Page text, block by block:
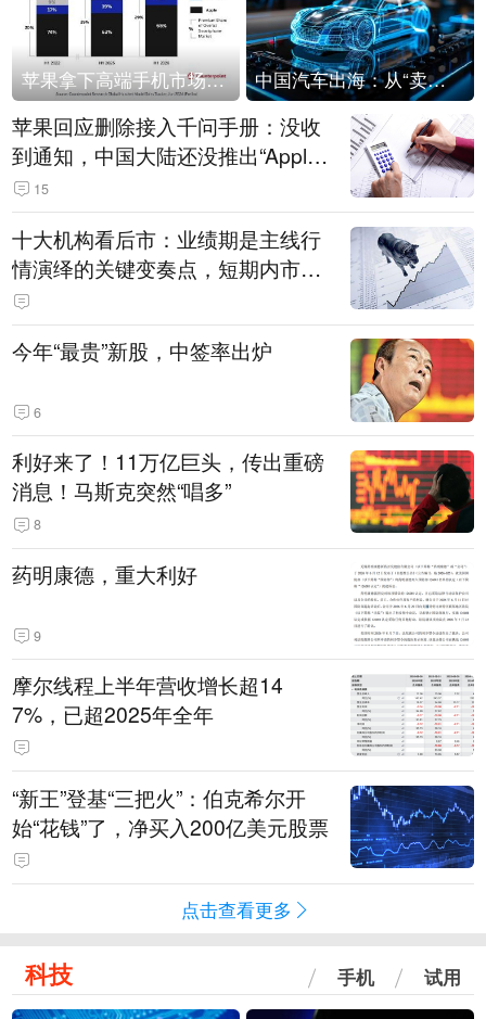
苹果拿下高端手机市场65%的份额：iPhone 17系列功不可没 中国汽车出海：从“卖出去”到“走进去”
苹果回应删除接入千问手册：没收
到通知，中国大陆还没推出“Apple
智能使用千问”功能
15
十大机构看后市：业绩期是主线行
情演绎的关键变奏点，短期内市场
或继续反弹，关注三条业绩主线
今年“最贵”新股，中签率出炉
6
利好来了！11万亿巨头，传出重磅
消息！马斯克突然“唱多”
8
药明康德，重大利好
9
摩尔线程上半年营收增长超14
7%，已超2025年全年
“新王”登基“三把火”：伯克希尔开
始“花钱”了，净买入200亿美元股票
点击查看更多
科技 手机 试用